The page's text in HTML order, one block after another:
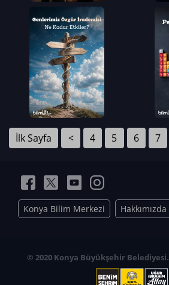
İlk Sayfa < 4 5 6 7
Konya Bilim Merkezi Hakkımızda
© 2020 Konya Büyükşehir Belediyesi.